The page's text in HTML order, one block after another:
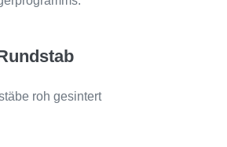
roh gesintert